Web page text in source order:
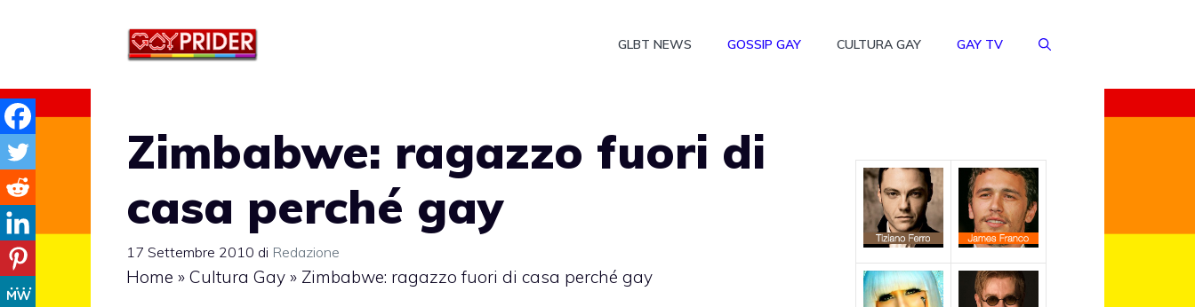
GLBT NEWS GOSSIP GAY CULTURA GAY GAY TV
Zimbabwe: ragazzo fuori di
casa perché gay
17 Settembre 2010 di Redazione
Home » Cultura Gay » Zimbabwe: ragazzo fuori di casa perché gay